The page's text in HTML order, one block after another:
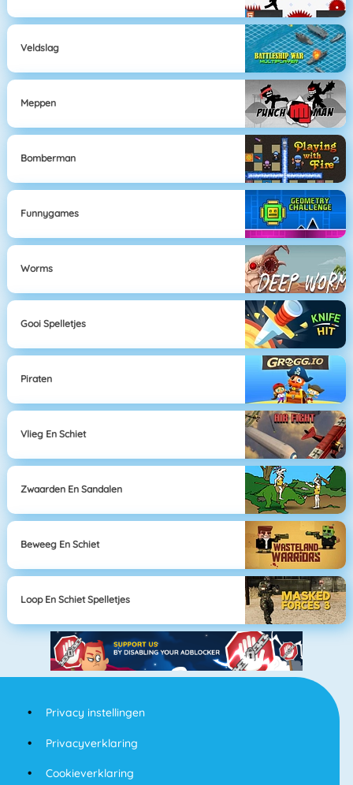
Veldslag
Meppen
Bomberman
Funnygames
Worms
Gooi Spelletjes
Piraten
Vlieg En Schiet
Zwaarden En Sandalen
Beweeg En Schiet
Loop En Schiet Spelletjes
Privacy instellingen
Privacyverklaring
Cookieverklaring